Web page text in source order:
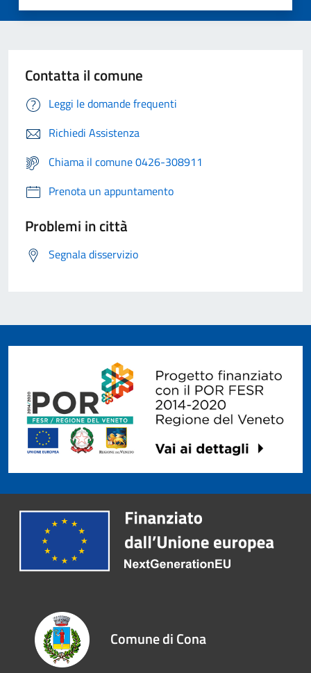
Contatta il comune
Leggi le domande frequenti
Richiedi Assistenza
Chiama il comune 0426-308911
Prenota un appuntamento
Problemi in città
Segnala disservizio
Comune di Cona